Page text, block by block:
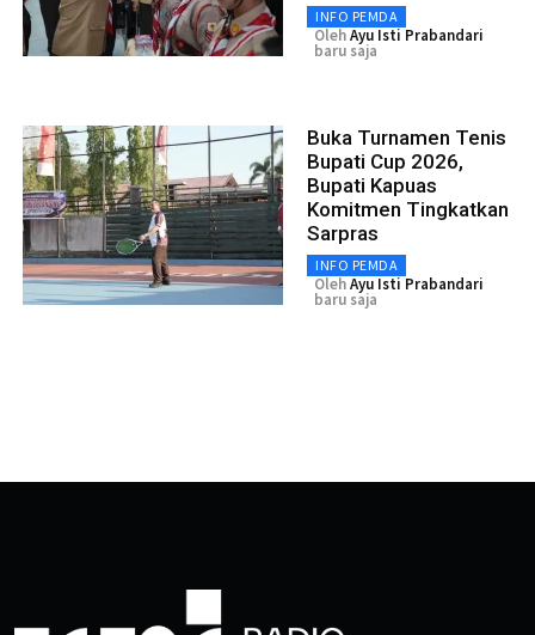
INFO PEMDA
OlehAyu Isti Prabandari
baru saja
Buka Turnamen Tenis
Bupati Cup 2026,
Bupati Kapuas
Komitmen Tingkatkan
Sarpras
INFO PEMDA
OlehAyu Isti Prabandari
baru saja